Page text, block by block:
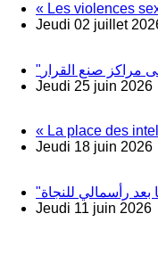
« Les violences
Jeudi 02 juillet
Jeudi 25 juin 2026
« La place des
Jeudi 18 juin 2026
Jeudi 11 juin 2026